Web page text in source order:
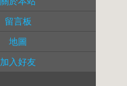
留言板
地圖
加入好友